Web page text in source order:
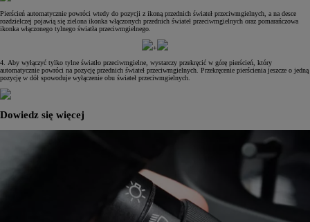
Pierścień automatycznie powróci wtedy do pozycji z ikoną przednich świateł przeciwmgielnych, a na desce
rozdzielczej pojawią się zielona ikonka włączonych przednich świateł przeciwmgielnych oraz pomarańczowa
ikonka włączonego tylnego światła przeciwmgielnego.
+
4. Aby wyłączyć tylko tylne światło przeciwmgielne, wystarczy przekręcić w górę pierścień, który
automatycznie powróci na pozycję przednich świateł przeciwmgielnych. Przekręcenie pierścienia jeszcze o jedną
pozycję w dół spowoduje wyłączenie obu świateł przeciwmgielnych.
Dowiedz się więcej